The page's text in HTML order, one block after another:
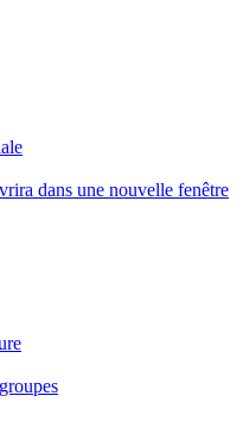
dans une nouvelle fenêtre